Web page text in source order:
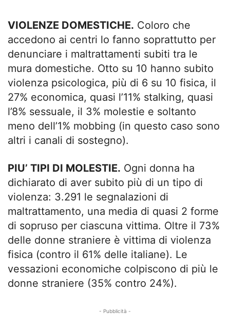
VIOLENZE DOMESTICHE. Coloro che
accedono ai centri lo fanno soprattutto per
denunciare i maltrattamenti subiti tra le
mura domestiche. Otto su 10 hanno subito
violenza psicologica, più di 6 su 10 fisica, il
27% economica, quasi l’11% stalking, quasi
l’8% sessuale, il 3% molestie e soltanto
meno dell’1% mobbing (in questo caso sono
altri i canali di sostegno).
PIU’ TIPI DI MOLESTIE. Ogni donna ha
dichiarato di aver subito più di un tipo di
violenza: 3.291 le segnalazioni di
maltrattamento, una media di quasi 2 forme
di sopruso per ciascuna vittima. Oltre il 73%
delle donne straniere è vittima di violenza
fisica (contro il 61% delle italiane). Le
vessazioni economiche colpiscono di più le
donne straniere (35% contro 24%).
- Pubblicità -